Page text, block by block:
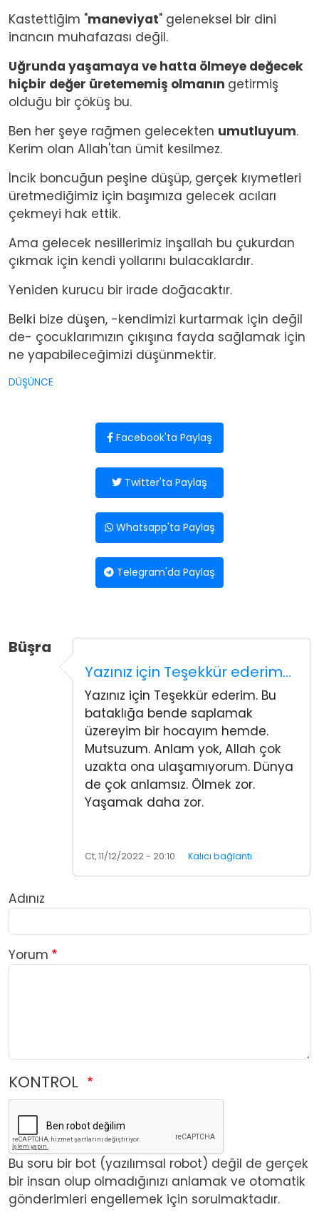
Kastettiğim "maneviyat" geleneksel bir dini
inancın muhafazası değil.
Uğrunda yaşamaya ve hatta ölmeye değecek
hiçbir değer üretememiş olmanın getirmiş
olduğu bir çöküş bu.
Ben her şeye rağmen gelecekten umutluyum.
Kerim olan Allah'tan ümit kesilmez.
İncik boncuğun peşine düşüp, gerçek kıymetleri
üretmediğimiz için başımıza gelecek acıları
çekmeyi hak ettik.
Ama gelecek nesillerimiz inşallah bu çukurdan
çıkmak için kendi yollarını bulacaklardır.
Yeniden kurucu bir irade doğacaktır.
Belki bize düşen, -kendimizi kurtarmak için değil
de- çocuklarımızın çıkışına fayda sağlamak için
ne yapabileceğimizi düşünmektir.
DÜŞÜNCE
Facebook'ta Paylaş
Twitter'ta Paylaş
Whatsapp'ta Paylaş
Telegram'da Paylaş
Büşra
Yazınız için Teşekkür ederim…
Yazınız için Teşekkür ederim. Bu
bataklığa bende saplamak
üzereyim bir hocayım hemde.
Mutsuzum. Anlam yok, Allah çok
uzakta ona ulaşamıyorum. Dünya
de çok anlamsız. Ölmek zor.
Yaşamak daha zor.
Ct, 11/12/2022 - 20:10 Kalıcı bağlantı
Adınız
Yorum
KONTROL
Bu soru bir bot (yazılımsal robot) değil de gerçek
bir insan olup olmadığınızı anlamak ve otomatik
gönderimleri engellemek için sorulmaktadır.